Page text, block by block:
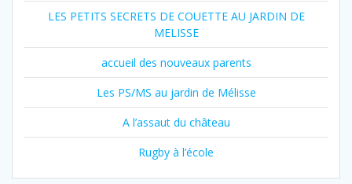
LES PETITS SECRETS DE COUETTE AU JARDIN DE
MELISSE
accueil des nouveaux parents
Les PS/MS au jardin de Mélisse
A l’assaut du château
Rugby à l’école